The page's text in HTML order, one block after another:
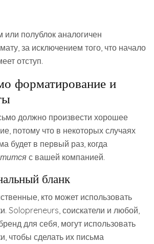
или полублок аналогичен
за исключением того, что начало
отступ.
форматирование и
должно произвести хорошее
потому что в некоторых случаях
будет в первый раз, когда
с вашей компанией.
бланк
кто может использовать
Solopreneurs, соискатели и любой,
для себя, могут использовать
чтобы сделать их письма